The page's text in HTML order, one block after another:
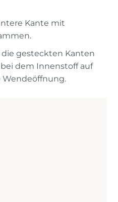
Kante mit
gesteckten Kanten
dem Innenstoff auf
Wendeöffnung.